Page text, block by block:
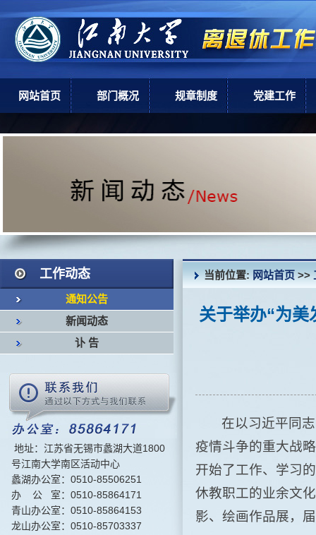
网站首页 部门概况
岗位职责
规章制度 党建工作
工作动态
通知公告
新闻动态
讣 告
地址：江苏省无锡市蠡湖大道1800
号江南大学南区活动中心
蠡湖办公室：0510-85506251
办 公 室：0510-85864171
青山办公室：0510-85864153
龙山办公室：0510-85703337
当前位置:网站首页>>
关于举办“为美
在以习近平同
疫情斗争的重大战
开始了工作、学习
休教职工的业余文
影、绘画作品展，